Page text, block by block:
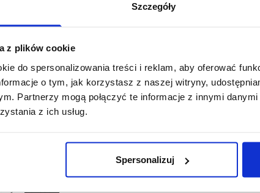
Szczegóły
z plików cookie
do spersonalizowania treści i reklam, aby oferować
o tym, jak korzystasz z naszej witryny,
Partnerzy mogą połączyć te informacje z innymi
z ich usług.
Spersonalizuj
się do naszego newslettera, aby na
nowości w naszym sklepie
oraz zapoznałem/am się z obowiązkiem informacyjnym